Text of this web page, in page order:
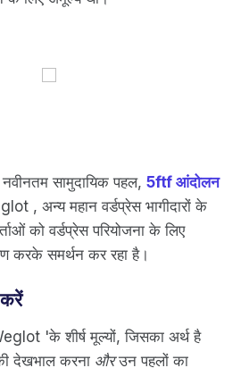
सामुदायिक पहल, 5ftf आंदोलन
, अन्य महान वर्डप्रेस भागीदारों के
को वर्डप्रेस परियोजना के लिए
करके समर्थन कर रहा है।
'के शीर्ष मूल्यों, जिसका अर्थ है
देखभाल करना औरउन पहलों का